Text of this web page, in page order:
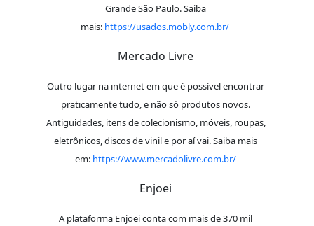
Grande São Paulo. Saiba
mais: https://usados.mobly.com.br/
Mercado Livre
Outro lugar na internet em que é possível encontrar
praticamente tudo, e não só produtos novos.
Antiguidades, itens de colecionismo, móveis, roupas,
eletrônicos, discos de vinil e por aí vai. Saiba mais
em: https://www.mercadolivre.com.br/
Enjoei
A plataforma Enjoei conta com mais de 370 mil